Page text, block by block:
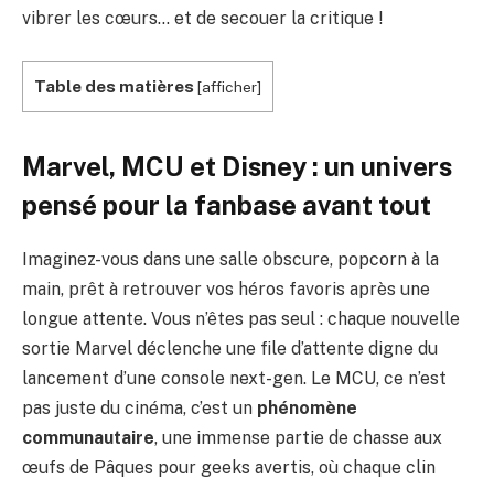
vibrer les cœurs… et de secouer la critique !
Table des matières [afficher]
Marvel, MCU et Disney : un univers
pensé pour la fanbase avant tout
Imaginez-vous dans une salle obscure, popcorn à la
main, prêt à retrouver vos héros favoris après une
longue attente. Vous n’êtes pas seul : chaque nouvelle
sortie Marvel déclenche une file d’attente digne du
lancement d’une console next-gen. Le MCU, ce n’est
pas juste du cinéma, c’est un phénomène
communautaire, une immense partie de chasse aux
œufs de Pâques pour geeks avertis, où chaque clin